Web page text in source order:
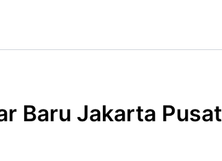
Baru Jakarta Pusat